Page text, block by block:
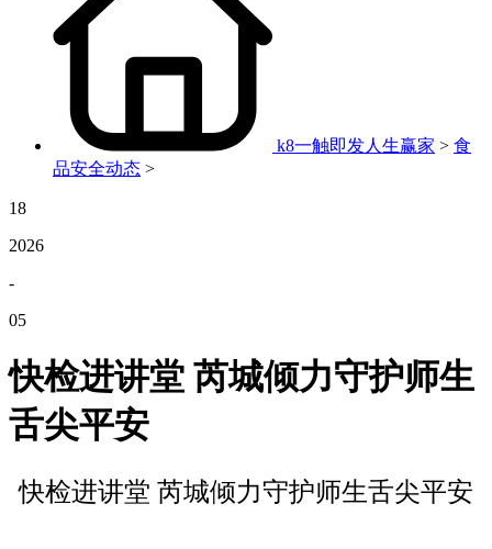
k8一触即发人生赢家 > 食
品安全动态 >
18
2026
-
05
快检进讲堂 芮城倾力守护师生
舌尖平安
快检进讲堂 芮城倾力守护师生舌尖平安